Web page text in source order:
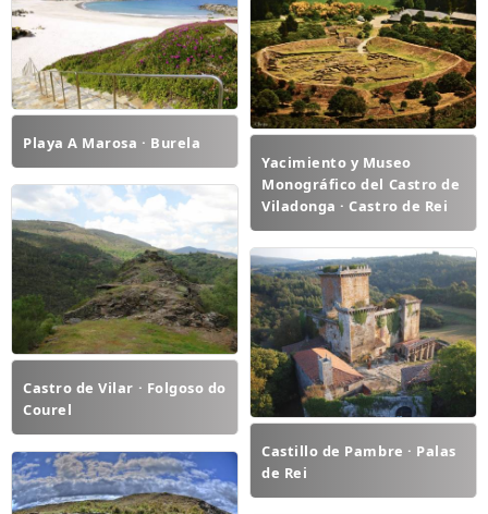
Playa A Marosa · Burela
Yacimiento y Museo
Monográfico del Castro de
Viladonga · Castro de Rei
Castro de Vilar · Folgoso do
Courel
Castillo de Pambre · Palas
de Rei